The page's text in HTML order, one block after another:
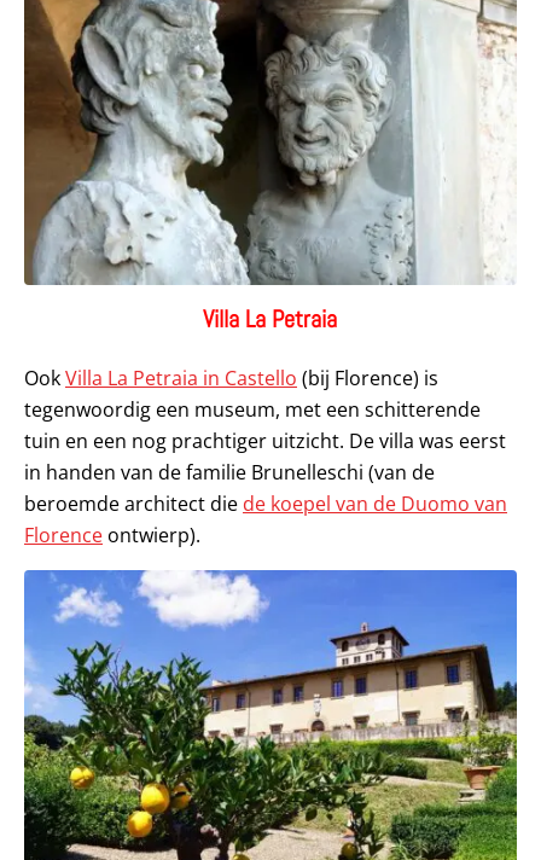
Villa La Petraia
OokVilla La Petraia in Castello (bij Florence) is
tegenwoordig een museum, met een schitterende
tuin en een nog prachtiger uitzicht. De villa was eerst
in handen van de familie Brunelleschi (van de
beroemde architect die de koepel van de Duomo van
Florence ontwierp).